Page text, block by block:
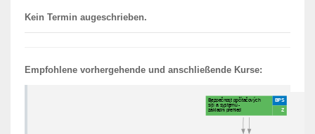
Kein Termin augeschrieben.
Empfohlene vorhergehende und anschließende Kurse: